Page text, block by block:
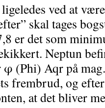
ved at
skal tages
er det som
Neptun
(Phi) Aqr på
frembrud, og
at det bliver